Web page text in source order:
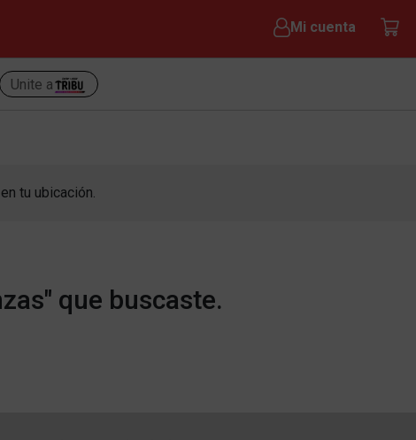
Mi cuenta
Unite a
tu ubicación.
que buscaste.